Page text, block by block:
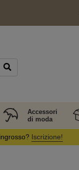
Accessori
di moda
Iscrizione!